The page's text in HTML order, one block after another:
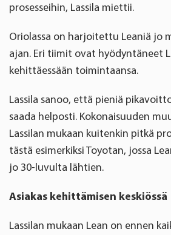
prosesseihin, Lassila miettii.
Oriolassa on harjoitettu Leaniä jo
ajan. Eri tiimit ovat hyödyntäneet
kehittäessään toimintaansa.
Lassila sanoo, että pieniä
saada helposti. Kokonaisuuden
Lassilan mukaan kuitenkin pitkä
tästä esimerkiksi Toyotan, jossa
jo 30-luvulta lähtien.
Asiakas kehittämisen keskiössä
Lassilan mukaan Lean on ennen